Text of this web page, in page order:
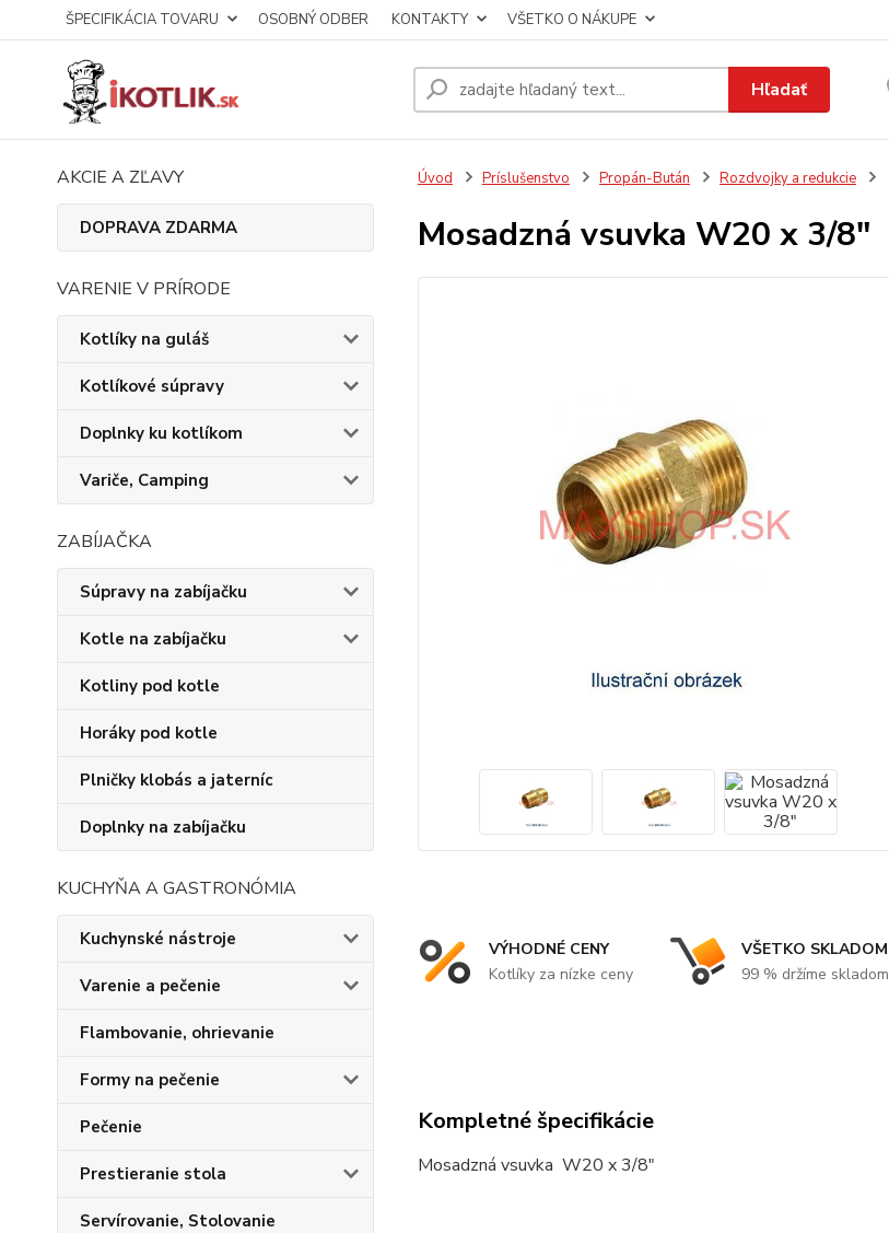
ŠPECIFIKÁCIA TOVARU OSOBNÝ ODBER KONTAKTY VŠETKO O NÁKUPE
Hľadať
AKCIE A ZĽAVY
DOPRAVA ZDARMA
VARENIE V PRÍRODE
Kotlíky na guláš
Kotlíkové súpravy
Doplnky ku kotlíkom
Variče, Camping
ZABÍJAČKA
Súpravy na zabíjačku
Kotle na zabíjačku
Kotliny pod kotle
Horáky pod kotle
Plničky klobás a jaterníc
Doplnky na zabíjačku
KUCHYŇA A GASTRONÓMIA
Kuchynské nástroje
Varenie a pečenie
Flambovanie, ohrievanie
Formy na pečenie
Pečenie
Prestieranie stola
Servírovanie, Stolovanie
Úvod Príslušenstvo Propán-Bután Rozdvojky a redukcie
Mosadzná vsuvka W20 x 3/8"
VÝHODNÉ CENY
Kotlíky za nízke ceny
VŠETKO SKLADOM
99 % držíme skladom
Kompletné špecifikácie
Mosadzná vsuvka W20 x 3/8"